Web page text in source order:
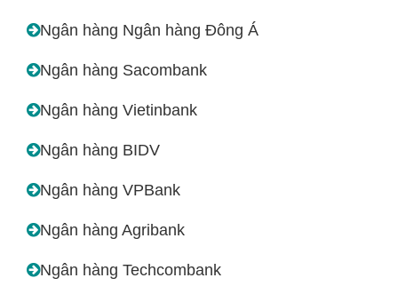
Ngân hàng Ngân hàng Đông Á
Ngân hàng Sacombank
Ngân hàng Vietinbank
Ngân hàng BIDV
Ngân hàng VPBank
Ngân hàng Agribank
Ngân hàng Techcombank